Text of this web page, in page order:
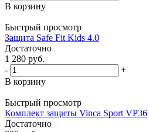
В корзину
Быстрый просмотр
Защита Safe Fit Kids 4.0
Достаточно
1 280 руб.
-
+
В корзину
Быстрый просмотр
Комплект защиты Vinca Sport VP36
Достаточно